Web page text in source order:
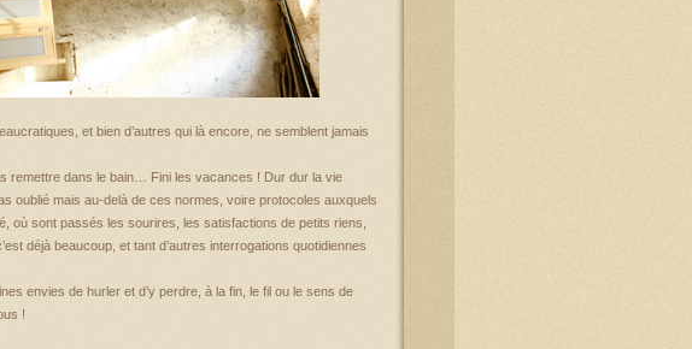
et bien d’autres qui là encore, ne semblent jamais
remettre dans le bain… Fini les vacances ! Dur dur la vie
oublié mais au-delà de ces normes, voire protocoles auxquels
où sont passés les sourires, les satisfactions de petits riens,
déjà beaucoup, et tant d’autres interrogations quotidiennes
envies de hurler et d’y perdre, à la fin, le fil ou le sens de
!